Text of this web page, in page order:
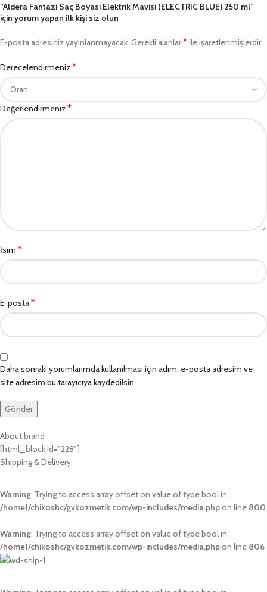
“Aldera Fantazi Saç Boyası Elektrik Mavisi (ELECTRIC BLUE) 250 ml”
için yorum yapan ilk kişi siz olun
E-posta adresiniz yayınlanmayacak. Gerekli alanlar*ile işaretlenmişlerdir
Derecelendirmeniz*
Değerlendirmeniz*
İsim *
E-posta*
Daha sonraki yorumlarımda kullanılması için adım, e-posta adresim ve
site adresim bu tarayıcıya kaydedilsin.
About brand
[html_block id="228"]
Shipping & Delivery
Warning: Trying to access array offset on value of type bool in
/home1/chikoshc/gvkozmetik.com/wp-includes/media.phpon line 800
Warning: Trying to access array offset on value of type bool in
/home1/chikoshc/gvkozmetik.com/wp-includes/media.phpon line 806